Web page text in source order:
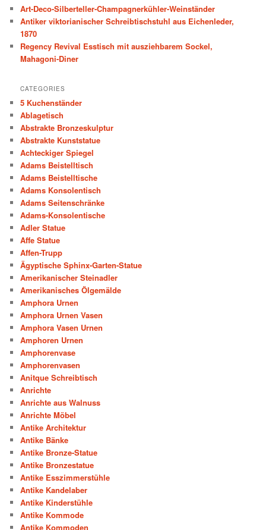
h
Art-Deco-Silberteller-Champagnerkühler-Weinständer
Antiker viktorianischer Schreibtischstuhl aus Eichenleder,
1870
Regency Revival Esstisch mit ausziehbarem Sockel,
Mahagoni-Diner
CATEGORIES
5 Kuchenständer
Ablagetisch
Abstrakte Bronzeskulptur
Abstrakte Kunststatue
Achteckiger Spiegel
Adams Beistelltisch
Adams Beistelltische
Adams Konsolentisch
Adams Seitenschränke
Adams-Konsolentische
Adler Statue
Affe Statue
Affen-Trupp
Ägyptische Sphinx-Garten-Statue
Amerikanischer Steinadler
Amerikanisches Ölgemälde
Amphora Urnen
Amphora Urnen Vasen
Amphora Vasen Urnen
Amphoren Urnen
Amphorenvase
Amphorenvasen
Anitque Schreibtisch
Anrichte
Anrichte aus Walnuss
Anrichte Möbel
Antike Architektur
Antike Bänke
Antike Bronze-Statue
Antike Bronzestatue
Antike Esszimmerstühle
Antike Kandelaber
Antike Kinderstühle
Antike Kommode
Antike Kommoden